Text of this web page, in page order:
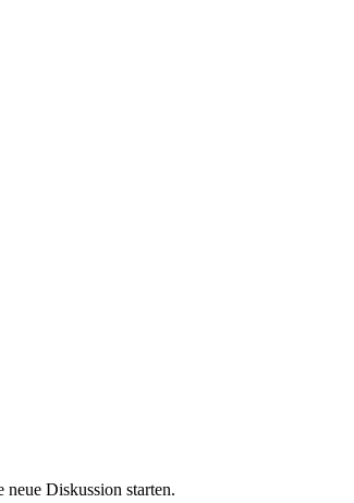
Diskussion starten.